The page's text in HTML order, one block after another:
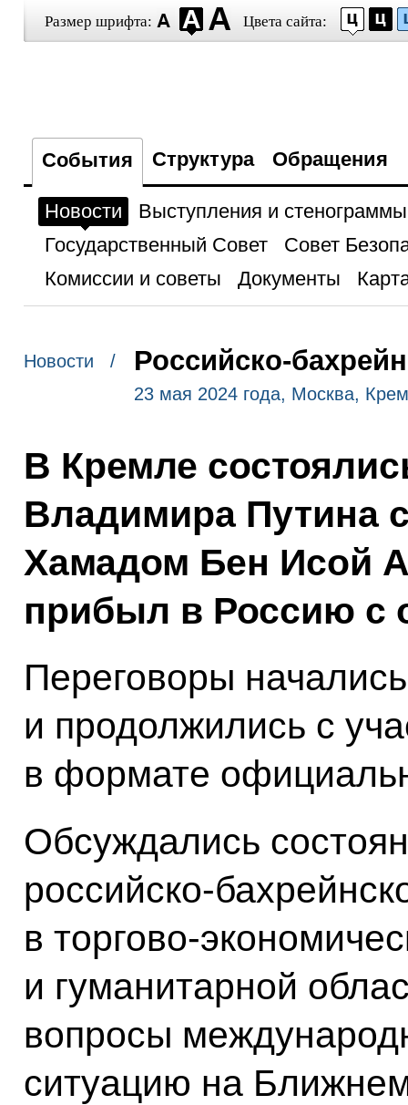
Размер шрифта: Цвета сайта:
События Структура Обращения
Новости
Выступления и стенограммы
Государственный Совет
Совет
Комиссии и советы
Документы
Новости / Российско-
23 мая 2024 года, Москва,
В Кремле
Владимира Путина
Хамадом Бен Исой
прибыл в Россию с
Переговоры
и продолжились с
в формате
Обсуждались
российско-
в торгово-
и гуманитарной
вопросы
ситуацию на